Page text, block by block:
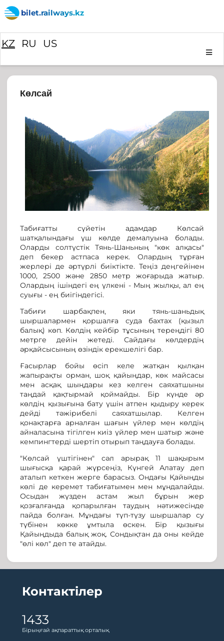
bilet.railways.kz
KZ RU US
Көлсай
Табиғатты сүйетін адамдар Көлсай
шатқалындағы үш көлде демалуына болады.
Оларды солтүстік Тянь-Шаньның "көк алқасы"
деп бекер астпаса керек. Олардың тұрған
жерлері де әртүрлі биіктікте. Теңіз деңгейінен
1000, 2500 және 2850 метр жоғарыда жатыр.
Олардың ішіндегі ең үлкені - Мың жылқы, ал ең
суығы - ең биігіндегісі.
Табиғи шарбақпен, яки тянь-шаньдық
шыршалармен қоршалға суда бахтах (қызыл
балық) көп. Көлдің кейбір тұсының тереңдігі 80
метрге дейін жетеді. Сайдағы көлдердің
әрқайсысының өзіндік ерекшелігі бар.
Ғасырлар бойы өсіп келе жатқан қылқан
жапырақты орман, шоқ қайыңдар, көк майсасы
мен асқақ шыңдары кез келген саяхатшыны
таңдай қақтырмай қоймайды. Бір күнде әр
көлдің қызығына бату үшін атпен қыдыру керек
дейді тәжірибелі саяхатшылар. Келген
қонақтарға арналған шағын үйлер мен көлдің
айналасына тігілген киіз үйлер мен шатыр және
кемпингтерді шертіп отырып таңдауға болады.
"Көлсай үштігінен" сәл арырақ 11 шақырым
шығысқа қарай жүрсеңіз, Күнгей Алатау деп
аталып кеткен жерге барасыз. Ондағы Қайыңды
көлі де керемет табиғатымен мен мұндалайды.
Осыдан жүзден астам жыл бұрын жер
қозғалғанда қопарылған таудың нәтижесінде
пайда болған. Мұндағы түп-түзу шыршалар су
түбінен көкке ұмтыла өскен. Бір қызығы
Қайыңдыда балық жоқ. Сондықтан да оны кейде
"өлі көл" деп те атайды.
Контактілер
1433
Бірыңғай ақпараттық орталық